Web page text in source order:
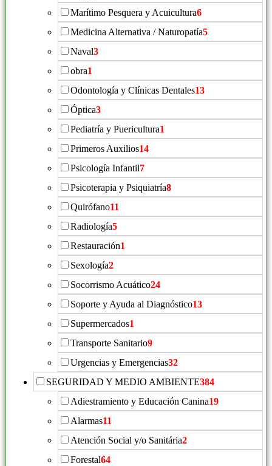
Marítimo Pesquera y Acuicultura6
Medicina Alternativa / Naturopatía5
Naval3
obra1
Odontología y Clínicas Dentales13
Óptica3
Pediatría y Puericultura1
Primeros Auxilios14
Psicología Infantil7
Psicoterapia y Psiquiatría8
Quirófano11
Radiología5
Restauración1
Sexología2
Socorrismo Acuático24
Soporte y Ayuda al Diagnóstico13
Supermercados1
Transporte Sanitario9
Urgencias y Emergencias32
SEGURIDAD Y MEDIO AMBIENTE384
Adiestramiento y Educación Canina19
Alarmas11
Atención Social y/o Sanitária2
Forestal64